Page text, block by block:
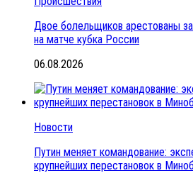
Двое болельщиков арестованы
на матче кубка России
06.08.2026
Новости
Путин меняет командование:
крупнейших перестановок в